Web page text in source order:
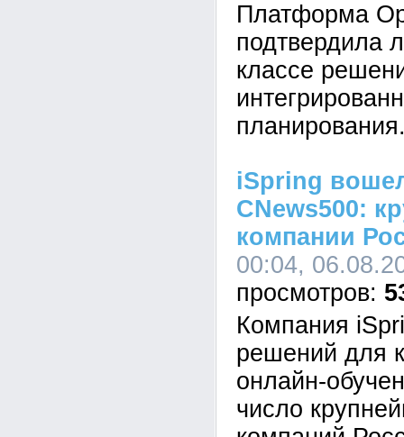
Платформа
подтвердила
классе
iSpring
CNews500:
компании
00:04,
Компания
решений для
онлайн-
число